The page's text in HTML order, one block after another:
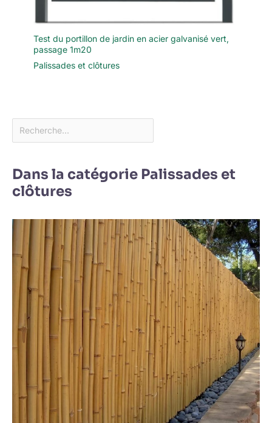
Test du portillon de jardin en acier galvanisé vert,
passage 1m20
Palissades et clôtures
Dans la catégorie Palissades et
clôtures